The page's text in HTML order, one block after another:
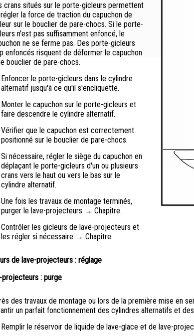
crans situés sur le porte-gicleurs permettent
la force de traction du capuchon de
sur le bouclier de pare-chocs. Si le porte-
n'est pas suffisamment enfoncé, le
ne se ferme pas. Des porte-gicleurs
enfoncés risquent de déformer le capuchon
bouclier de pare-chocs.
Enfoncer le porte-gicleurs dans le cylindre
alternatif jusqu'à ce qu'il s'encliquette.
Monter le capuchon sur le porte-gicleurs et
faire descendre le cylindre alternatif.
Vérifier que le capuchon est correctement
positionné sur le bouclier de pare-chocs.
Si nécessaire, régler le siège du capuchon en
déplaçant le porte-gicleurs d'un ou plusieurs
crans vers le haut ou vers le bas sur le
cylindre alternatif.
Une fois les travaux de montage terminés,
purger le lave-projecteurs → Chapitre.
Contrôler les gicleurs de lave-projecteurs et
les régler si nécessaire → Chapitre.
de lave-projecteurs : réglage
projecteurs : purge
des travaux de montage ou lors de la première mise en
un parfait fonctionnement des cylindres alternatifs et
Remplir le réservoir de liquide de lave-glace et de lave-